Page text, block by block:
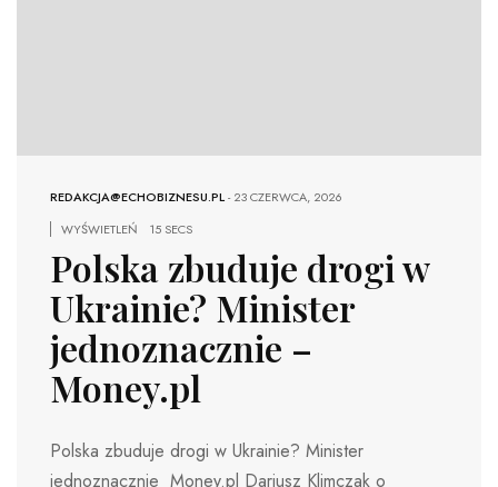
REDAKCJA@ECHOBIZNESU.PL-23 CZERWCA, 2026
WYŚWIETLEŃ
15 SECS
Polska zbuduje drogi w
Ukrainie? Minister
jednoznacznie –
Money.pl
Polska zbuduje drogi w Ukrainie? Minister
jednoznacznie Money.pl Dariusz Klimczak o